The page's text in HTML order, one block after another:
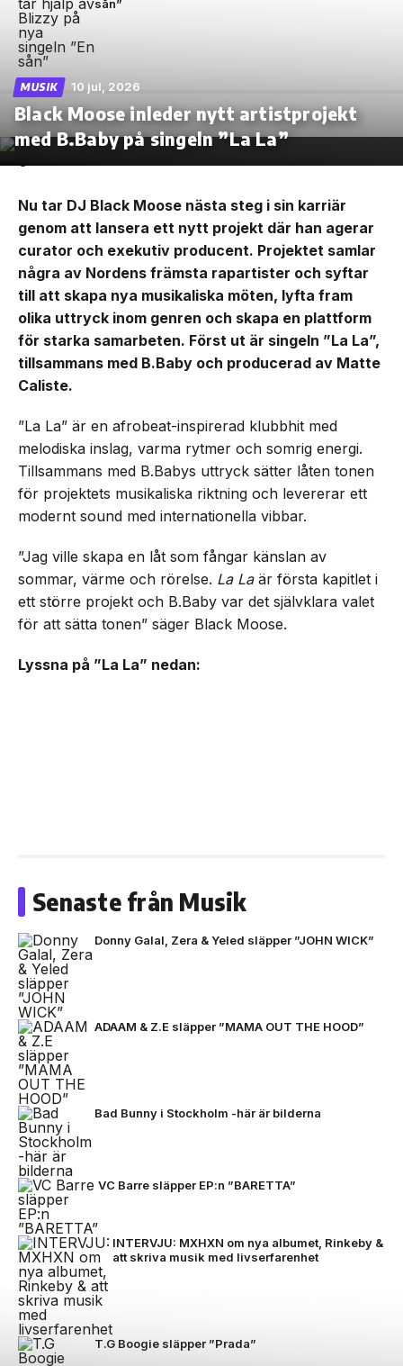
sån”
MUSIK 10 jul, 2026
Black Moose inleder nytt artistprojekt
med B.Baby på singeln ”La La”
Nu tar DJ Black Moose nästa steg i sin karriär
genom att lansera ett nytt projekt där han agerar
curator och exekutiv producent. Projektet samlar
några av Nordens främsta rapartister och syftar
till att skapa nya musikaliska möten, lyfta fram
olika uttryck inom genren och skapa en plattform
för starka samarbeten. Först ut är singeln ”La La”,
tillsammans med B.Baby och producerad av Matte
Caliste.
”La La” är en afrobeat-inspirerad klubbhit med
melodiska inslag, varma rytmer och somrig energi.
Tillsammans med B.Babys uttryck sätter låten tonen
för projektets musikaliska riktning och levererar ett
modernt sound med internationella vibbar.
”Jag ville skapa en låt som fångar känslan av
sommar, värme och rörelse. La Laär första kapitlet i
ett större projekt och B.Baby var det självklara valet
för att sätta tonen” säger Black Moose.
Lyssna på ”La La” nedan:
Senaste från Musik
Donny Galal, Zera & Yeled släpper ”JOHN WICK”
ADAAM & Z.E släpper ”MAMA OUT THE HOOD”
Bad Bunny i Stockholm -här är bilderna
VC Barre släpper EP:n ”BARETTA”
INTERVJU: MXHXN om nya albumet, Rinkeby &
att skriva musik med livserfarenhet
T.G Boogie släpper ”Prada”